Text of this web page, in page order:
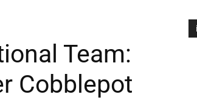
Team:
Cobblepot